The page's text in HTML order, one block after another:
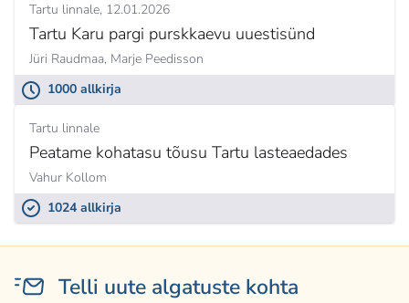
Tartu linnale 12.01.2026
Tartu Karu pargi purskkaevu uuestisünd
Jüri Raudmaa, Marje Peedisson
1000 allkirja
Tartu linnale
Peatame kohatasu tõusu Tartu lasteaedades
Vahur Kollom
1024 allkirja
Telli uute algatuste kohta